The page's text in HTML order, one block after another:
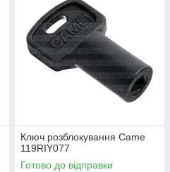
Ключ розблокування Came
119RIY077
Готово до відправки